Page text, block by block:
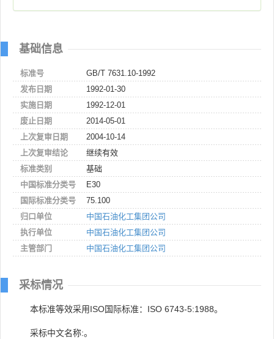
基础信息
标准号
GB/T 7631.10-1992
发布日期
1992-01-30
实施日期
1992-12-01
废止日期
2014-05-01
上次复审日期
2004-10-14
上次复审结论
继续有效
标准类别
基础
中国标准分类号
E30
国际标准分类号
75.100
归口单位
中国石油化工集团公司
执行单位
中国石油化工集团公司
主管部门
中国石油化工集团公司
采标情况
本标准等效采用ISO国际标准：ISO 6743-5:1988。
采标中文名称:。